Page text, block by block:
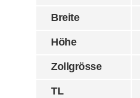
Breite
Höhe
Zollgrösse
TL